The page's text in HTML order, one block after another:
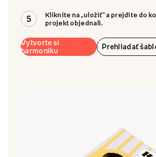
5
Kliknite na „uložiť“ a prejdite do
projekt objednali.
Vytvorte si
harmoniku
Prehliadať